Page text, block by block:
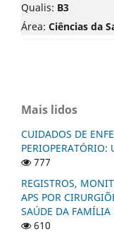
Qualis: B3
Área: Ciências da
Mais lidos
CUIDADOS DE
PERIOPERATÓRIO:
777
REGISTROS,
APS POR
SAÚDE DA FAMÍLIA
610